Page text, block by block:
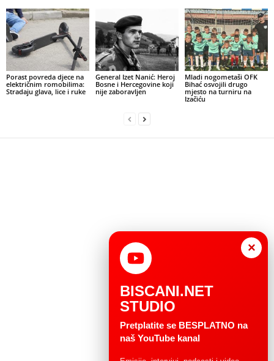
Porast povreda djece na
električnim romobilima:
Stradaju glava, lice i ruke
General Izet Nanić: Heroj
Bosne i Hercegovine koji
nije zaboravljen
Mladi nogometaši OFK
Bihać osvojili drugo
mjesto na turniru na
Izačiću
×
BISCANI.NET
STUDIO
Pretplatite se BESPLATNO na
naš YouTube kanal